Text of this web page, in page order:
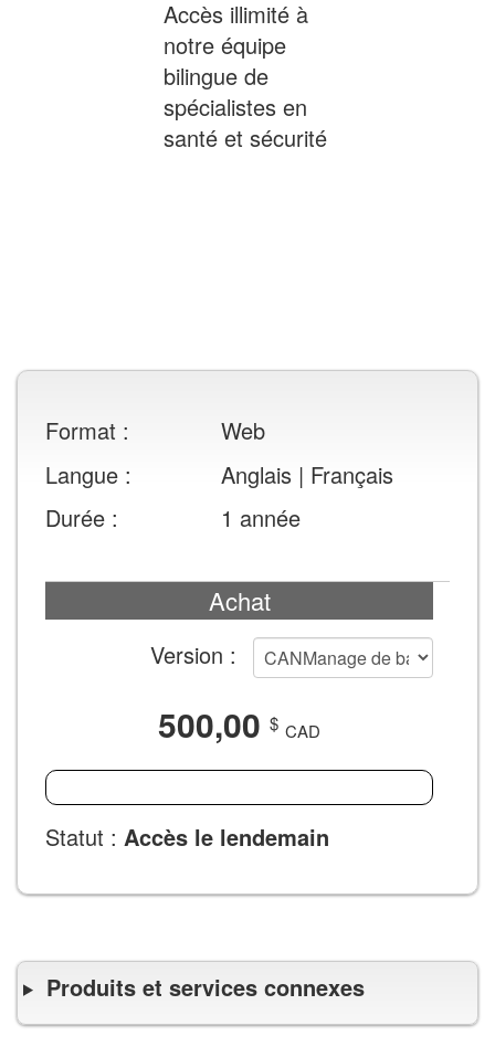
Accès illimité à
notre équipe
bilingue de
spécialistes en
santé et sécurité
Renseignements
sur
les
achats
Format :
Web
Langue :
Anglais | Français
Durée :
1 année
Achat
Version :
500,00 $ CAD
Statut : Accès le lendemain
Produits et services connexes